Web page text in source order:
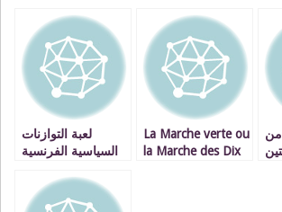
لعبة التوازنات
السياسية الفرنسية
الى أين…؟؟
La Marche verte ou
la Marche des Dix
من